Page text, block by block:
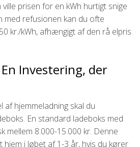
prisen for en kWh hurtigt snige
med refusionen kan du ofte
kr./kWh, afhængigt af den rå elpris
Investering, der
af hjemmeladning skal du
En standard ladeboks med
mellem 8.000-15.000 kr. Denne
hjem i løbet af 1-3 år, hvis du kører